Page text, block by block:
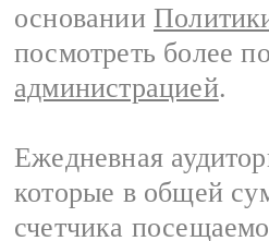
основании
посмотреть более
администрацией.
Ежедневная
которые в общей
счетчика